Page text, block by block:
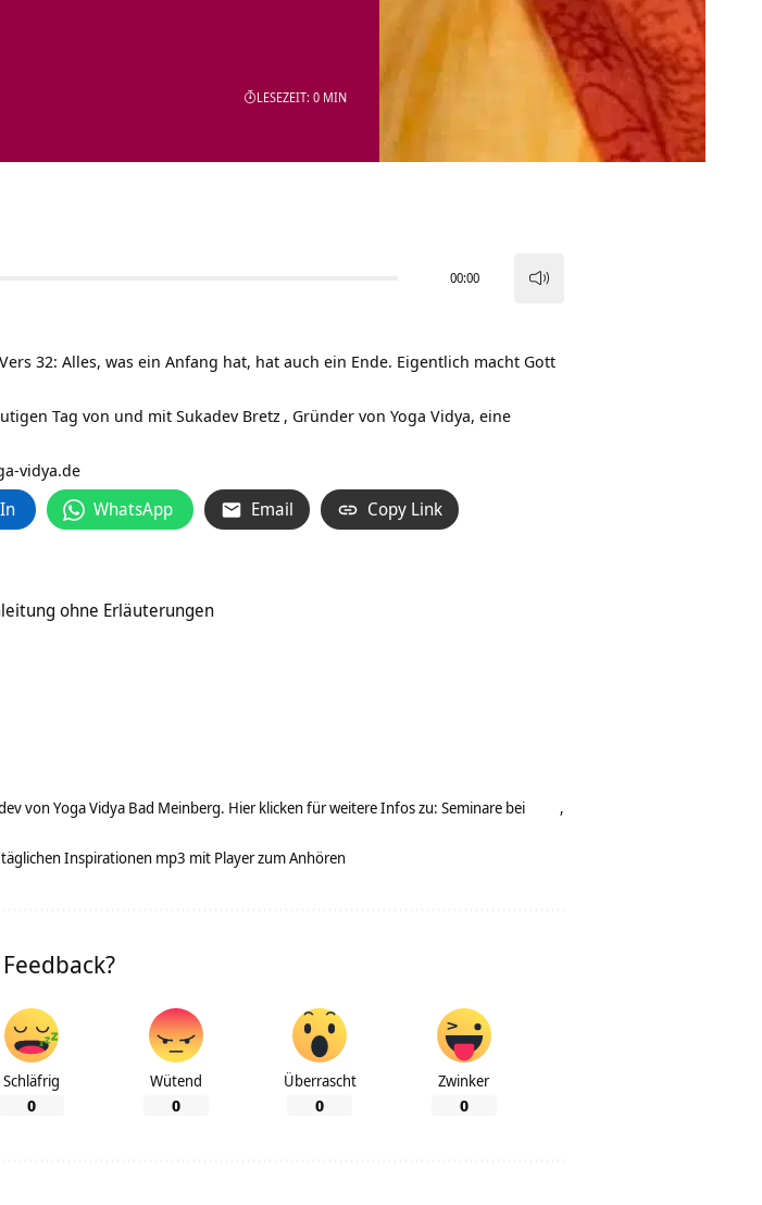
LESEZEIT: 0 MIN
00:00
32: Alles, was ein Anfang hat, hat auch ein Ende. Eigentlich macht Gott
Tag von und mit Sukadev Bretz , Gründer von Yoga Vidya, eine
vidya.de
WhatsApp Email Copy Link
ohne Erläuterungen
von Yoga Vidya Bad Meinberg. Hier klicken für weitere Infos zu: Seminare bei
Inspirationen mp3 mit Player zum Anhören
Schläfrig
0
Wütend
0
Überrascht
0
Zwinker
0